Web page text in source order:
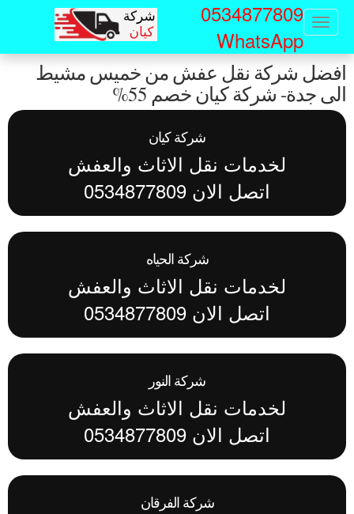
Toggle
navigation
0534877809
WhatsApp
شركة نقل عفش من خميس مشيط
جدة- شركة كيان خصم 55%
شركة كيان
لخدمات نقل الاثاث والعفش
اتصل الان 0534877809
شركة الحياه
لخدمات نقل الاثاث والعفش
اتصل الان 0534877809
شركة النور
لخدمات نقل الاثاث والعفش
اتصل الان 0534877809
شركة الفرقان